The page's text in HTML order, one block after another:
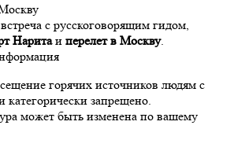
с русскоговорящим гидом,
Наритаи перелет в Москву.
горячих источников людям с
категорически запрещено.
может быть изменена по вашему